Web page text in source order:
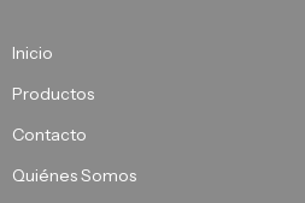
Inicio
Productos
Contacto
Quiénes Somos